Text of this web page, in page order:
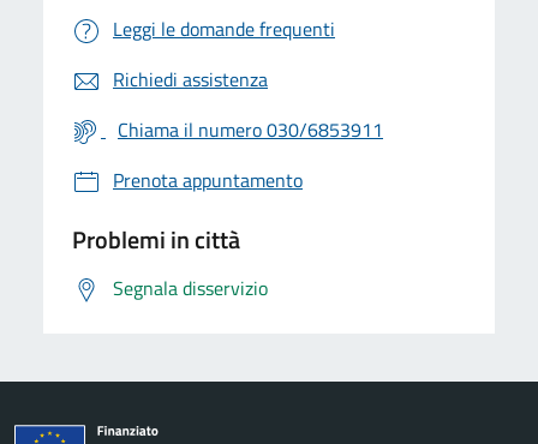
Leggi le domande frequenti
Richiedi assistenza
Chiama il numero 030/6853911
Prenota appuntamento
Problemi in città
Segnala disservizio